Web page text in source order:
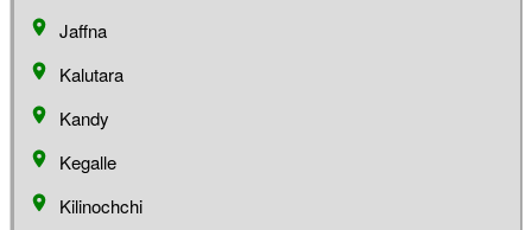
Jaffna
Kalutara
Kandy
Kegalle
Kilinochchi